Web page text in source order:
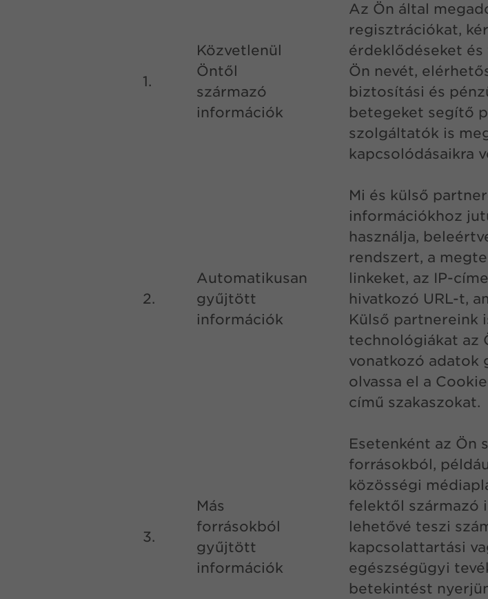
1.
Közvetlenül
Öntől
származó
információk
Az Ön által
regisztrációkat,
érdeklődéseket és
Ön nevét,
biztosítási és
betegeket segítő
szolgáltatók is
kapcsolódásaikra
2.
Automatikusan
gyűjtött
információk
Mi és külső
információkhoz
használja,
rendszert, a
linkeket, az IP-
hivatkozó URL-t,
Külső partnereink
technológiákat az
vonatkozó adatok
olvassa el a
című szakaszokat.
3.
Más
forrásokból
gyűjtött
információk
Esetenként az Ön
forrásokból,
közösségi
felektől származó
lehetővé teszi
kapcsolattartási
egészségügyi
betekintést